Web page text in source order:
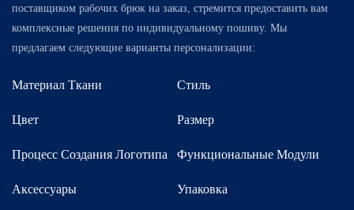
поставщиком рабочих брюк на заказ, стремится предоставить вам
комплексные решения по индивидуальному пошиву. Мы
предлагаем следующие варианты персонализации:
Материал Ткани Стиль
Цвет Размер
Процесс Создания Логотипа Функциональные Модули
Аксессуары Упаковка